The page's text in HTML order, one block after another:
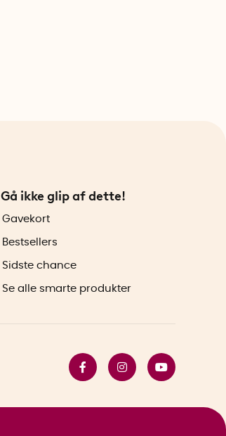
Gå ikke glip af dette!
Gavekort
Bestsellers
Sidste chance
Se alle smarte produkter